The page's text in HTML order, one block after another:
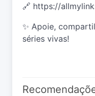
🔗 https://
✨ Apoie,
séries vivas!